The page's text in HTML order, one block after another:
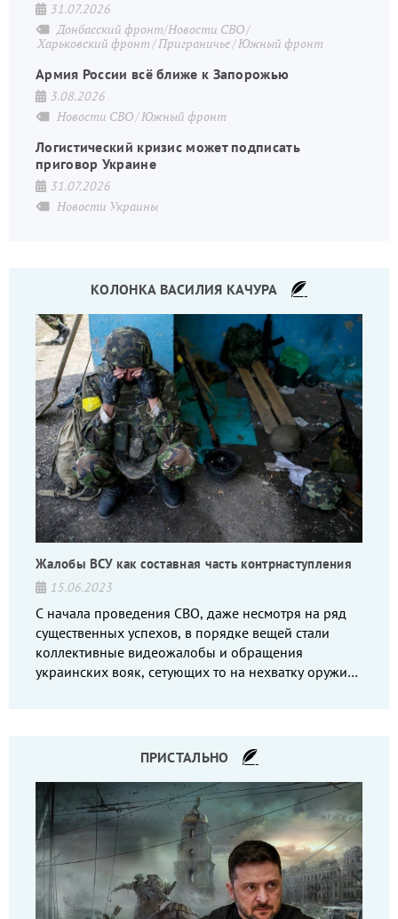
31.07.2026
Донбасский фронт/Новости СВО
Харьковский фронт Приграничье Южный фронт
Армия России всё ближе к Запорожью
3.08.2026
Новости СВО Южный фронт
Логистический кризис может подписать
приговор Украине
31.07.2026
Новости Украины
КОЛОНКА ВАСИЛИЯ КАЧУРА
Жалобы ВСУ как составная часть контрнаступления
15.06.2023
С начала проведения СВО, даже несмотря на ряд
существенных успехов, в порядке вещей стали
коллективные видеожалобы и обращения
украинских вояк, сетующих то на нехватку оружия,
ПРИСТАЛЬНО